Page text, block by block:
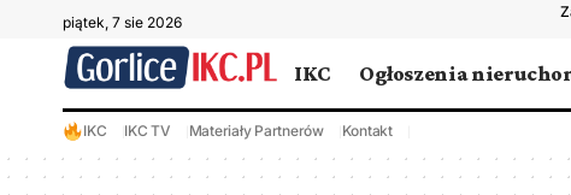
piątek, 7 sie 2026
IKC Ogłoszenia
IKC IKC TV Materiały Partnerów Kontakt